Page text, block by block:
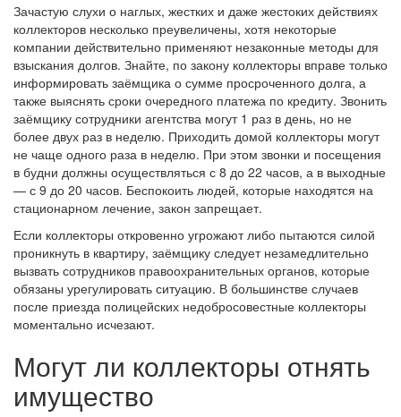
Зачастую слухи о наглых, жестких и даже жестоких действиях
коллекторов несколько преувеличены, хотя некоторые
компании действительно применяют незаконные методы для
взыскания долгов. Знайте, по закону коллекторы вправе только
информировать заёмщика о сумме просроченного долга, а
также выяснять сроки очередного платежа по кредиту. Звонить
заёмщику сотрудники агентства могут 1 раз в день, но не
более двух раз в неделю. Приходить домой коллекторы могут
не чаще одного раза в неделю. При этом звонки и посещения
в будни должны осуществляться с 8 до 22 часов, а в выходные
— с 9 до 20 часов. Беспокоить людей, которые находятся на
стационарном лечение, закон запрещает.
Если коллекторы откровенно угрожают либо пытаются силой
проникнуть в квартиру, заёмщику следует незамедлительно
вызвать сотрудников правоохранительных органов, которые
обязаны урегулировать ситуацию. В большинстве случаев
после приезда полицейских недобросовестные коллекторы
моментально исчезают.
Могут ли коллекторы отнять
имущество